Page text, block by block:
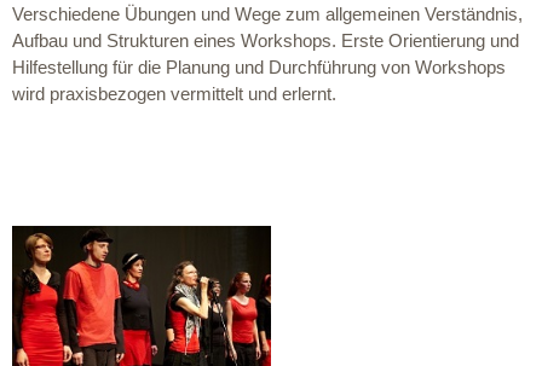
Verschiedene Übungen und Wege zum allgemeinen Verständnis,
Aufbau und Strukturen eines Workshops. Erste Orientierung und
Hilfestellung für die Planung und Durchführung von Workshops
wird praxisbezogen vermittelt und erlernt.